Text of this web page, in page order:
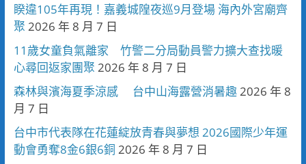
睽違105年再現！嘉義城隍夜巡9月登場 海內外宮廟齊
聚 2026 年 8 月 7 日
11歲女童負氣離家 竹警二分局動員警力擴大查找暖
心尋回返家團聚 2026 年 8 月 7 日
森林與濱海夏季涼感 台中山海露營消暑趣2026 年 8
月 7 日
台中市代表隊在花蓮綻放青春與夢想 2026國際少年運
動會勇奪8金6銀6銅 2026 年 8 月 7 日